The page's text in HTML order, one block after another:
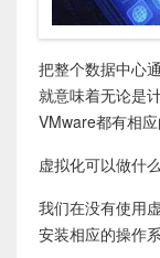
把整个数据中心
就意味着无论是
VMware都有相应
虚拟化可以做什么
我们在没有使用
安装相应的操作